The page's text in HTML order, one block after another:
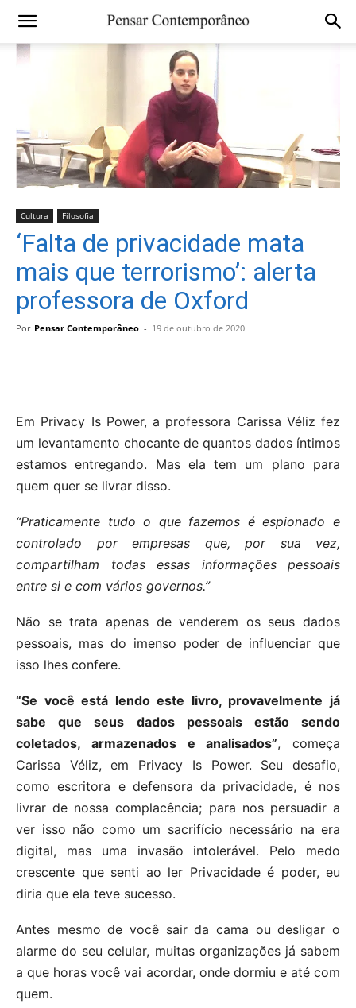
Cultura Filosofia
‘Falta de privacidade mata
mais que terrorismo’: alerta
professora de Oxford
Por Pensar Contemporâneo - 19 de outubro de 2020
Em Privacy Is Power, a professora Carissa Véliz fez
um levantamento chocante de quantos dados íntimos
estamos entregando. Mas ela tem um plano para
quem quer se livrar disso.
“Praticamente tudo o que fazemos é espionado e
controlado por empresas que, por sua vez,
compartilham todas essas informações pessoais
entre si e com vários governos.”
Não se trata apenas de venderem os seus dados
pessoais, mas do imenso poder de influenciar que
isso lhes confere.
“Se você está lendo este livro, provavelmente já
sabe que seus dados pessoais estão sendo
coletados, armazenados e analisados”, começa
Carissa Véliz, em Privacy Is Power. Seu desafio,
como escritora e defensora da privacidade, é nos
livrar de nossa complacência; para nos persuadir a
ver isso não como um sacrifício necessário na era
digital, mas uma invasão intolerável. Pelo medo
crescente que senti ao ler Privacidade é poder, eu
diria que ela teve sucesso.
Antes mesmo de você sair da cama ou desligar o
alarme do seu celular, muitas organizações já sabem
a que horas você vai acordar, onde dormiu e até com
quem.